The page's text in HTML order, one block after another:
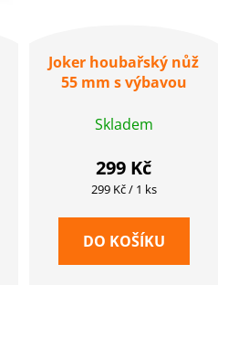
Joker houbařský nůž
55 mm s výbavou
Skladem
299 Kč
Měrná
299 Kč / 1 ks
DO KOŠÍKU